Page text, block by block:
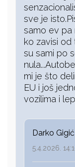
sve je
samo ev pa
ko zavisi od
su sami po
mi je što
EU i još
vozilima i
Darko Gigić
5.4.2026.